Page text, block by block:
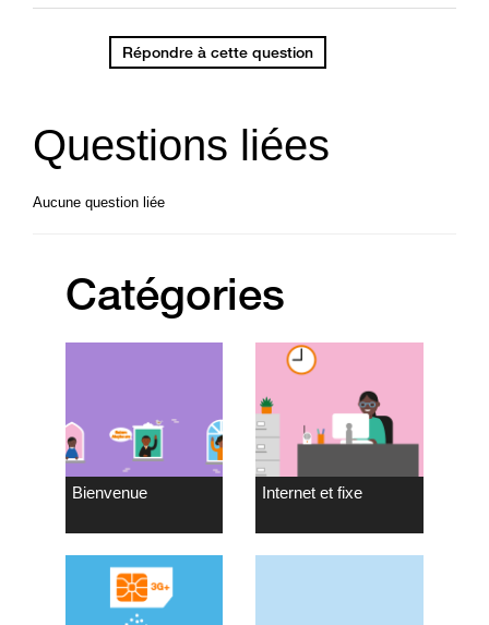
Répondre à cette question
Questions liées
Aucune question liée
Catégories
Bienvenue Internet et fixe